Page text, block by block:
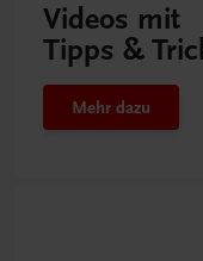
Videos mit
Tipps &
Mehr dazu